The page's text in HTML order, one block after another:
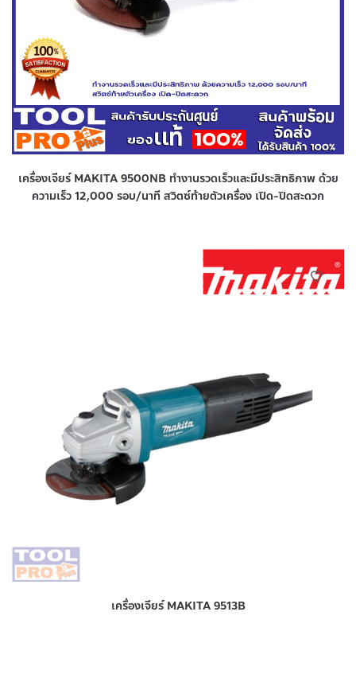
เครื่องเจียร์ MAKITA 9500NB ทำงานรวดเร็วและมีประสิทธิภาพ ด้วย
ความเร็ว 12,000 รอบ/นาที สวิตซ์ท้ายตัวเครื่อง เปิด-ปิดสะดวก
เครื่องเจียร์ MAKITA 9513B